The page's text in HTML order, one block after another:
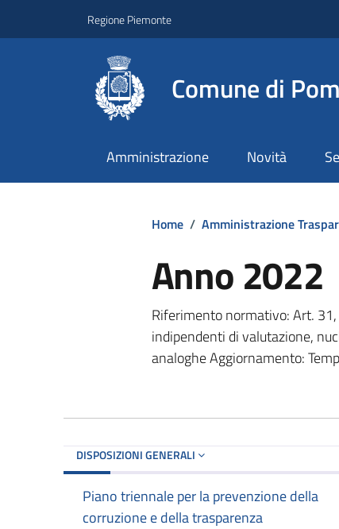
Regione Piemonte
Comune di
Amministrazione Novità
Home / Amministrazione
Anno 2022
Riferimento normativo: Art.
indipendenti di valutazione,
analoghe Aggiornamento:
DISPOSIZIONI GENERALI
Piano triennale per la prevenzione della
corruzione e della trasparenza